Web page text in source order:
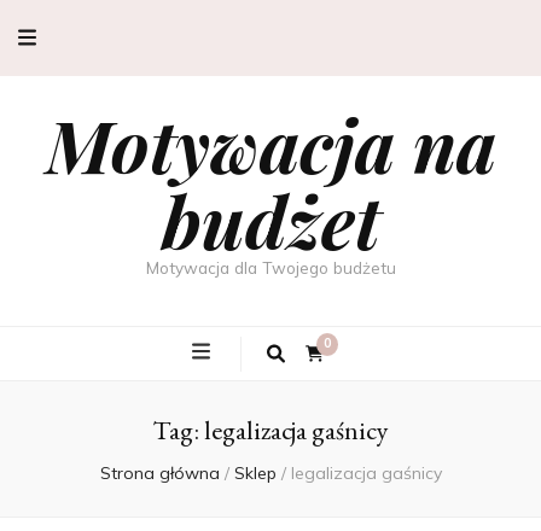
Motywacja na
budżet
Motywacja dla Twojego budżetu
0
Tag:legalizacja gaśnicy
Strona główna / Sklep / legalizacja gaśnicy